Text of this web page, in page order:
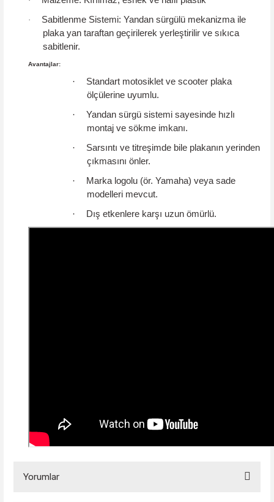
· Sabitlenme Sistemi: Yandan sürgülü mekanizma ile
plaka yan taraftan geçirilerek yerleştirilir ve sıkıca
sabitlenir.
Avantajlar:
·
Standart motosiklet ve scooter plaka
ölçülerine uyumlu.
·
Yandan sürgü sistemi sayesinde hızlı
montaj ve sökme imkanı.
·
Sarsıntı ve titreşimde bile plakanın yerinden
çıkmasını önler.
·
Marka logolu (ör. Yamaha) veya sade
modelleri mevcut.
·
Dış etkenlere karşı uzun ömürlü.
Yorumlar